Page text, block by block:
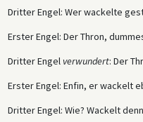
Dritter Engel: Wer wackelte
Erster Engel: Der Thron,
Dritter Engel verwundert: Der
Erster Engel: Enfin, er wackelt
Dritter Engel: Wie? Wackelt